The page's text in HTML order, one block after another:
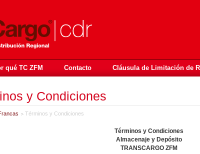
qué TC ZFM Contacto Cláusula de Limitación de
y Condiciones
Términos y Condiciones
Términos y Condiciones
Almacenaje y Depósito
TRANSCARGO ZFM